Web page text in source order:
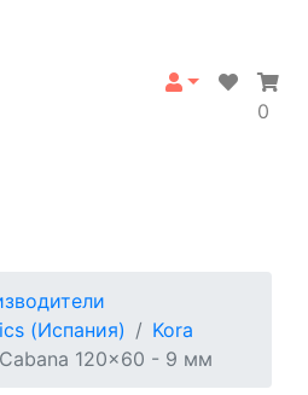
0
(Испания)
Kora
120x60 - 9 мм